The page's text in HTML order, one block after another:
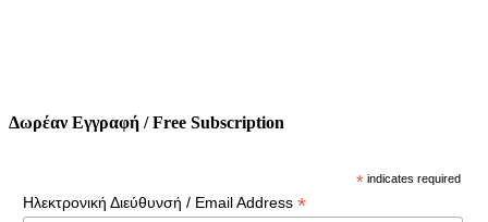
Δωρέαν Εγγραφή / Free Subscription
* indicates required
Ηλεκτρονική Διεύθυνσή / Email Address *